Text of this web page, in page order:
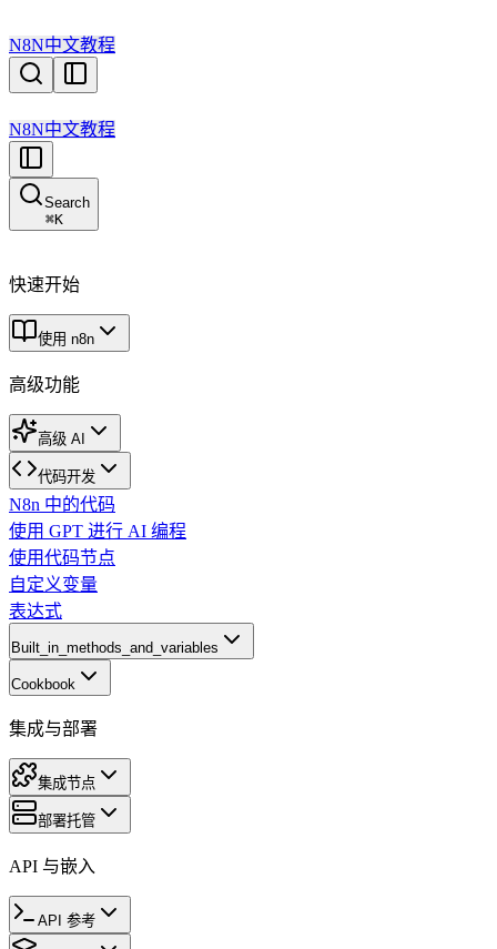
N8N中文教程
N8N中文教程
Search
⌘K
快速开始
使用 n8n
高级功能
高级 AI
代码开发
N8n 中的代码
使用 GPT 进行 AI 编程
使用代码节点
自定义变量
表达式
Built_in_methods_and_variables
Cookbook
集成与部署
集成节点
部署托管
API 与嵌入
API 参考